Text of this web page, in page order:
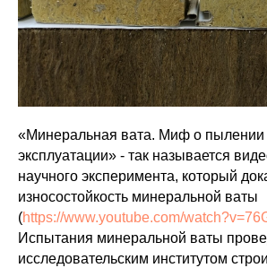
«Минеральная вата. Миф о пылении
эксплуатации» - так называется
научного эксперимента, который
износостойкость минеральной ваты
(https://www.youtube.com/
Испытания минеральной ваты
исследовательским институтом